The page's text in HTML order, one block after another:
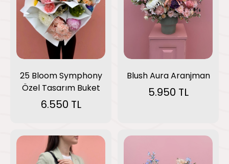
25 Bloom Symphony
Özel Tasarım Buket
6.550 TL
Blush Aura Aranjman
5.950 TL